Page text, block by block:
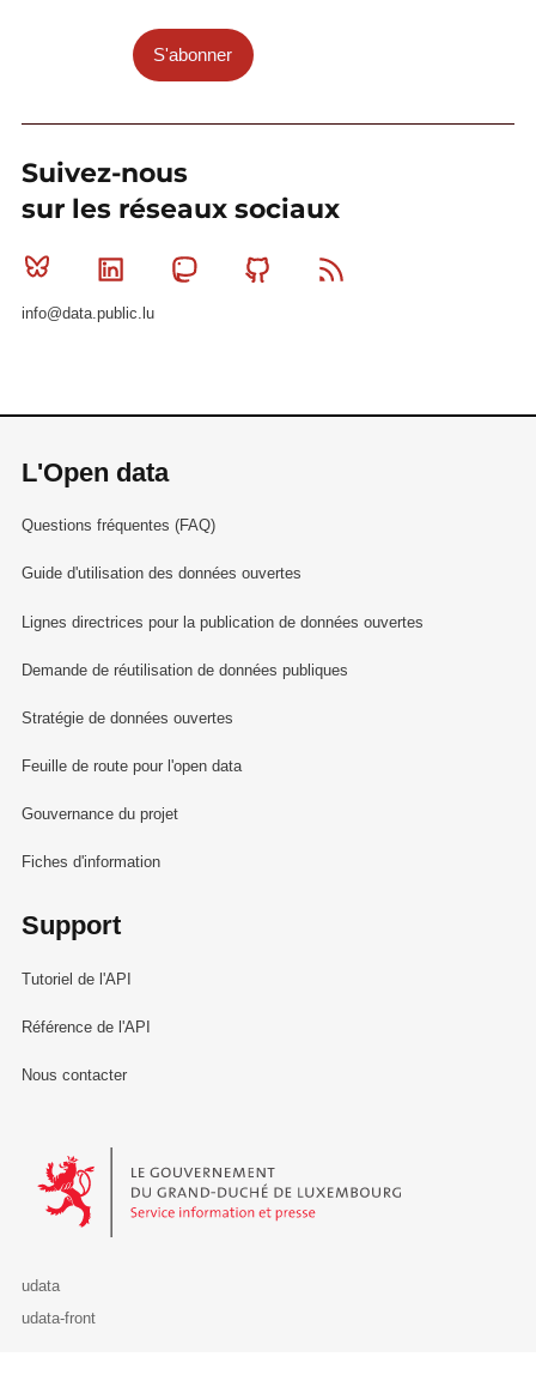
S'abonner
Suivez-nous
sur les réseaux sociaux
Bluesky Linkedin MastodonGithub
info@data.public.lu
L'Open data
Questions fréquentes (FAQ)
Guide d'utilisation des données ouvertes
Lignes directrices pour la publication de données ouvertes
Demande de réutilisation de données publiques
Stratégie de données ouvertes
Feuille de route pour l'open data
Gouvernance du projet
Fiches d'information
Support
Tutoriel de l'API
Référence de l'API
Nous contacter
Le Gouvernement du Grand-Duché de Luxembourg - Service
udata
udata-front